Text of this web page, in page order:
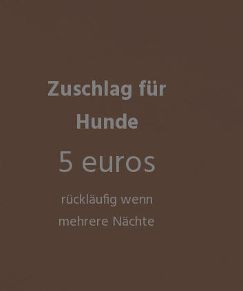
Zuschlag für
Hunde
5 euros
rückläufig wenn
mehrere Nächte